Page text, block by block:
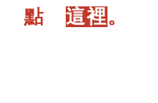
點 這裡。